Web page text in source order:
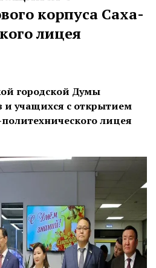
корпуса Саха-
лицея
городской Думы
и учащихся с открытием
лицея